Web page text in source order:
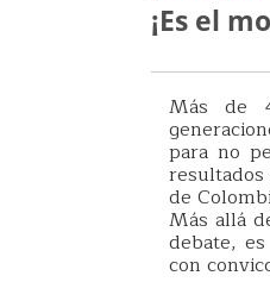
¡Es el
Más de
para no
de
Más allá
debate,
con